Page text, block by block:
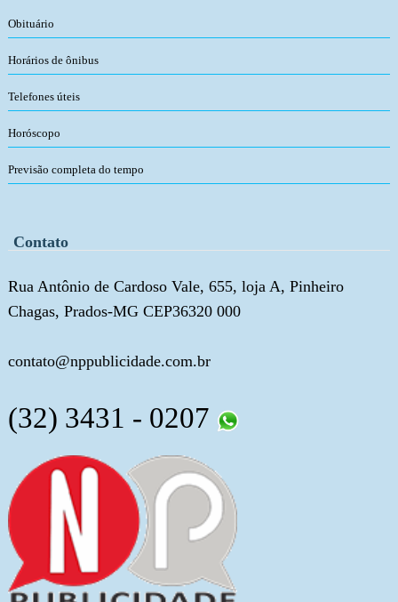
Obituário
Horários de ônibus
Telefones úteis
Horóscopo
Previsão completa do tempo
Contato
Rua Antônio de Cardoso Vale, 655, loja A, Pinheiro
Chagas, Prados-MG CEP36320 000
contato@nppublicidade.com.br
(32) 3431 - 0207